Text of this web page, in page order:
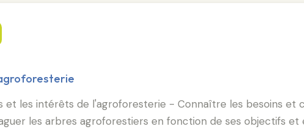
et les intérêts de l'agroforesterie - Connaître les besoins et
les arbres agroforestiers en fonction de ses objectifs